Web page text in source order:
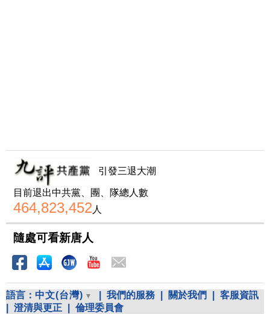
引發三退大潮
目前退出中共黨、團、隊總人數
464,823,452 人
隨處可看新唐人
語言： 中文(台灣) 我們的服務 關於我們
客服資訊
澄清與更正 倫理委員會